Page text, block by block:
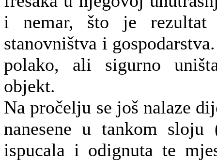
i nemar, što je rezultat
stanovništva i
polako, ali sigurno
objekt.
Na pročelju se još nalaze
nanesene u tankom
ispucala i odignuta te